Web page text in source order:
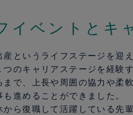
イベントとキ
産というライフステージを迎
つのキャリアステージを経験
まで、上長や周囲の協力や柔
も進めることができました。
から復職して活躍している先